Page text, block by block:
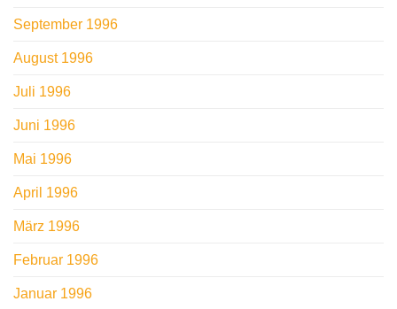
September 1996
August 1996
Juli 1996
Juni 1996
Mai 1996
April 1996
März 1996
Februar 1996
Januar 1996